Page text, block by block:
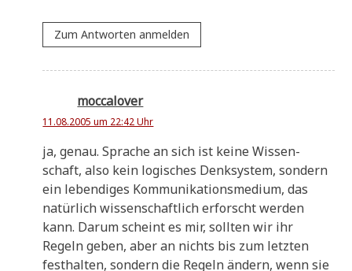
Zum Antworten anmelden
moccalover
11.08.2005 um 22:42 Uhr
ja, genau. Spra­che an sich ist kei­ne Wis­sen­
schaft, also kein logi­sches Denk­sy­stem, son­dern
ein leben­di­ges Kom­mu­ni­ka­ti­ons­me­di­um, das
natür­lich wis­sen­schaft­lich erforscht wer­den
kann. Dar­um scheint es mir, soll­ten wir ihr
Regeln geben, aber an nichts bis zum letz­ten
fest­hal­ten, son­dern die Regeln ändern, wenn sie